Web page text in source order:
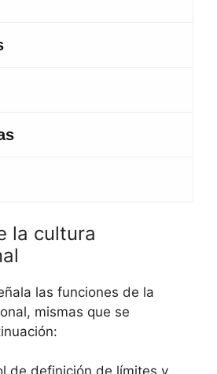
la cultura
las funciones de la
mismas que se